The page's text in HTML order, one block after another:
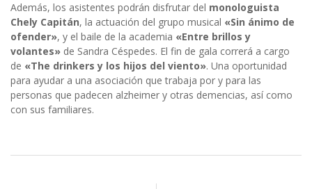
Además, los asistentes podrán disfrutar del monologuista
Chely Capitán, la actuación del grupo musical «Sin ánimo de
ofender», y el baile de la academia «Entre brillos y
volantes» de Sandra Céspedes. El fin de gala correrá a cargo
de «The drinkers y los hijos del viento». Una oportunidad
para ayudar a una asociación que trabaja por y para las
personas que padecen alzheimer y otras demencias, así como
con sus familiares.